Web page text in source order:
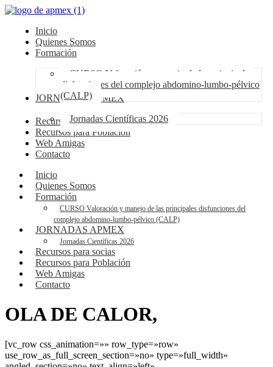
Inicio
Quienes Somos
Formación
CURSO Valoración y manejo de las principales
disfunciones del complejo abdomino-lumbo-pélvico
(CALP)
JORNADAS APMEX
Jornadas Científicas 2026
Recursos para socias
Recursos para Población
Web Amigas
Contacto
Inicio
Quienes Somos
Formación
CURSO Valoración y manejo de las principales disfunciones del
complejo abdomino-lumbo-pélvico (CALP)
JORNADAS APMEX
Jornadas Científicas 2026
Recursos para socias
Recursos para Población
Web Amigas
Contacto
OLA DE CALOR,
[vc_row css_animation=»» row_type=»row»
use_row_as_full_screen_section=»no» type=»full_width»